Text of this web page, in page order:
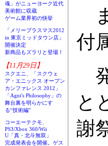
魂」がニューヨーク近代
美術館に収蔵
ゲーム業界初の快挙
「メリープラスマス2012
in 東京ミッドタウン店」
開催決定
新商品もズラリと登場！
【11月29日】
スクエニ、「スクウェ
ア・エニックス オープン
カンファレンス 2012」
「Agni's Philosophy」の
舞台裏を明らかにす
る“技術編”
コーエーテクモ、
PS3/Xbox 360/Wii
U「真・北斗無双」
完成発表会を開催。ゲス
付
と
謝